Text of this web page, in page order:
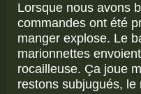
Lorsque nous avons
commandes ont été
manger explose. Le
marionnettes
rocailleuse. Ça joue
restons subjugués,